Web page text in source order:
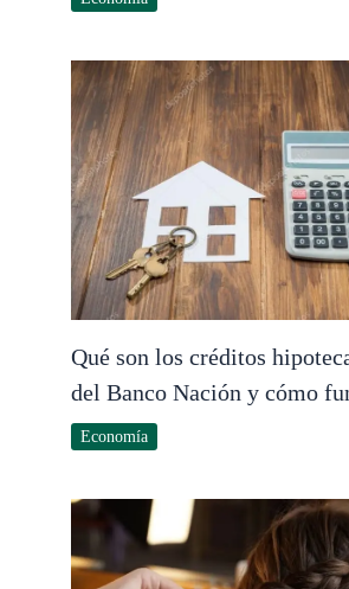
Qué son los créditos
del Banco Nación y cómo
Economía